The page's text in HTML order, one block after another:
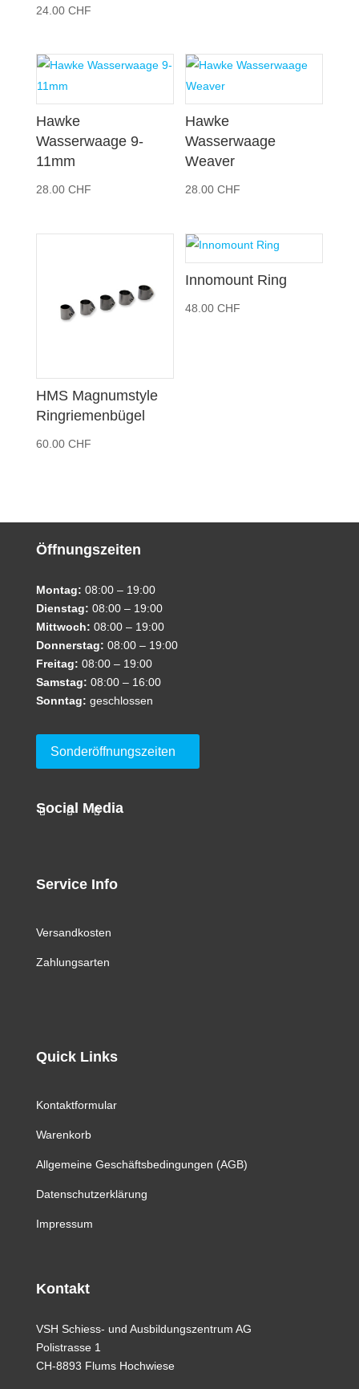
24.00 CHF
Hawke
Wasserwaage 9-
11mm
28.00 CHF
Hawke
Wasserwaage
Weaver
28.00CHF
HMS Magnumstyle
Ringriemenbügel
60.00 CHF
Innomount Ring
48.00CHF
Öffnungszeiten
Montag: 08:00 – 19:00
Dienstag: 08:00 – 19:00
Mittwoch: 08:00 – 19:00
Donnerstag: 08:00 – 19:00
Freitag: 08:00 – 19:00
Samstag: 08:00 – 16:00
Sonntag: geschlossen
Sonderöffnungszeiten
Social Media
Service Info
Versandkosten
Zahlungsarten
Quick Links
Kontaktformular
Warenkorb
Allgemeine Geschäftsbedingungen (AGB)
Datenschutzerklärung
Impressum
Kontakt
VSH Schiess- und Ausbildungszentrum AG
Polistrasse 1
CH-8893 Flums Hochwiese